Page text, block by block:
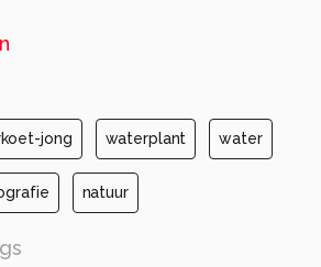
jong waterplant water
natuur